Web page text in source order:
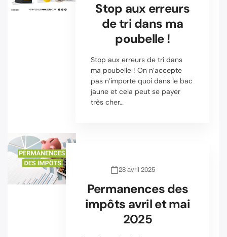
Stop aux erreurs
de tri dans ma
poubelle !
Stop aux erreurs de tri dans
ma poubelle ! On n’accepte
pas n’importe quoi dans le bac
jaune et cela peut se payer
très cher…
28 avril 2025
Permanences des
impôts avril et mai
2025